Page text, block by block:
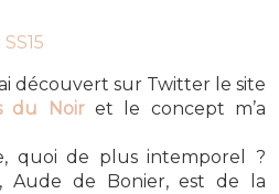
découvert sur Twitter le site
du Noiret le concept m’a
quoi de plus intemporel ?
Aude de Bonier, est de la